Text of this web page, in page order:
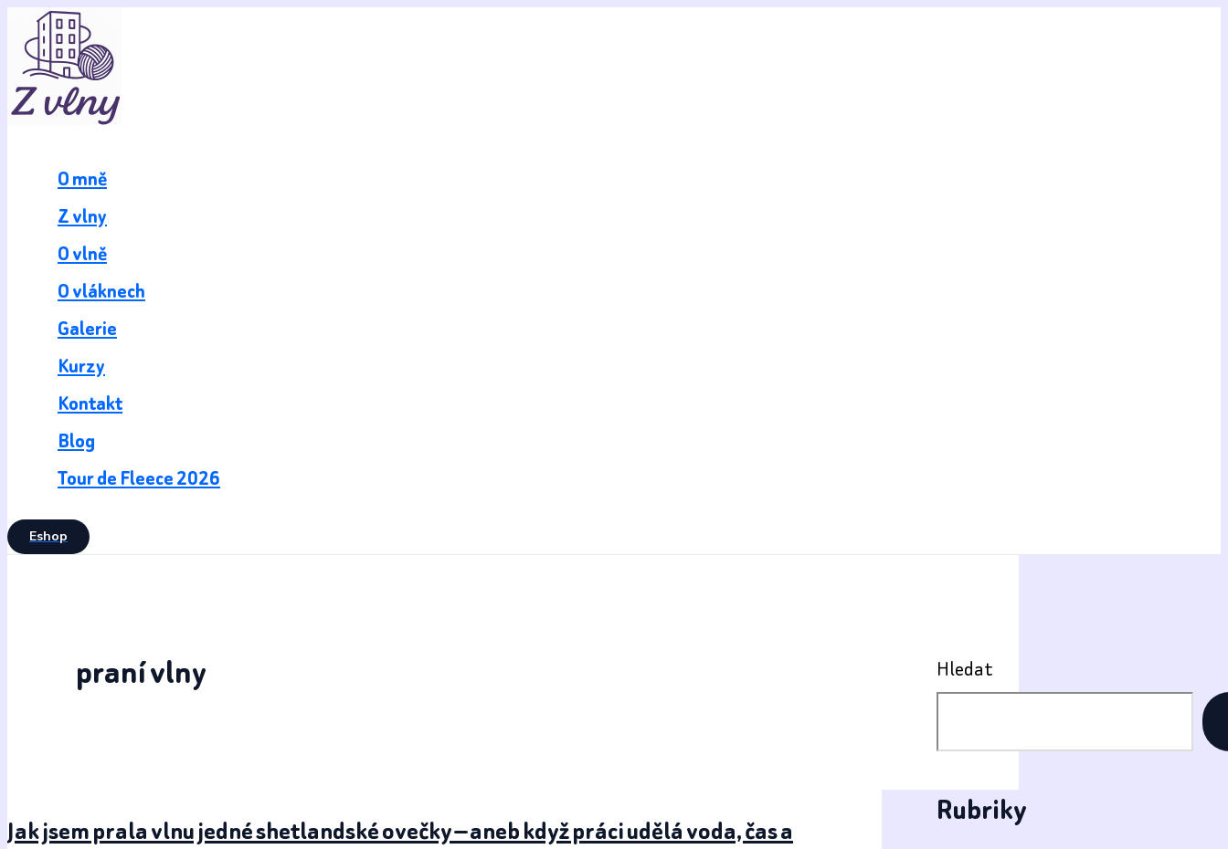
Přeskočit
na
obsah
O mně
Z vlny
O vlně
O vláknech
Galerie
Kurzy
Kontakt
Blog
Tour de Fleece 2026
Eshop
praní vlny
Jak jsem prala vlnu jedné shetlandské ovečky — aneb když práci udělá voda, čas a
Hledat
Rubriky